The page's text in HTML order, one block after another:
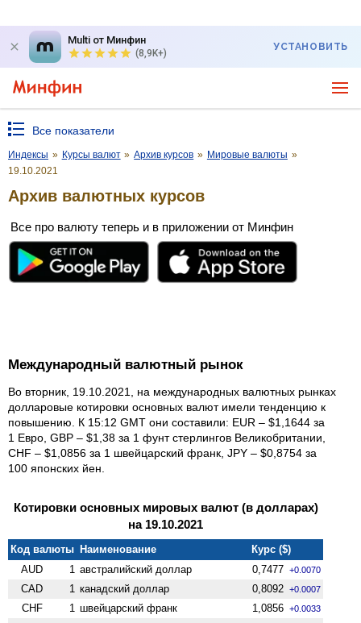
Multi от Минфин
(8,9K+)
УСТАНОВИТЬ
Все показатели
Индексы » Курсы валют » Архив курсов » Мировые валюты »
19.10.2021
Архив валютных курсов
Все про валюту теперь и в приложении от Минфин
Международный валютный рынок
Во вторник, 19.10.2021, на международных валютных рынках
долларовые котировки основных валют имели тенденцию к
повышению. К 15:12 GMT они составили: EUR – $1,1644 за
1 Евро, GBP – $1,38 за 1 фунт стерлингов Велико­британии,
CHF – $1,0856 за 1 швейцарский франк, JPY – $0,8754 за
100 японских йен.
Котировки основных мировых валют (в долларах)
на 19.10.2021
Код валюты Наименование
Курс ($)
AUD
1 австралийский доллар 0,7477 +0.0070
CAD 1 канадский доллар 0,8092 +0.0007
CHF 1 швейцарский франк 1,0856 +0.0033